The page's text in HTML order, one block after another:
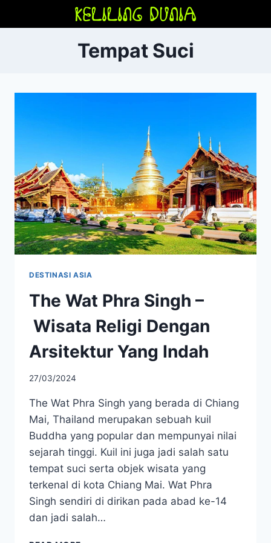
Tempat Suci
DESTINASI ASIA
The Wat Phra Singh –
Wisata Religi Dengan
Arsitektur Yang Indah
27/03/2024
The Wat Phra Singh yang berada di Chiang
Mai, Thailand merupakan sebuah kuil
Buddha yang popular dan mempunyai nilai
sejarah tinggi. Kuil ini juga jadi salah satu
tempat suci serta objek wisata yang
terkenal di kota Chiang Mai. Wat Phra
Singh sendiri di dirikan pada abad ke-14
dan jadi salah…